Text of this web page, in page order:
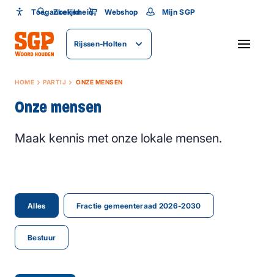
Toegankelijkheid
Toegankelijkheid
Lettergrootte
Zoeken Webshop Mijn SGP
Rijssen-Holten
HOME PARTIJ ONZE MENSEN
Onze mensen
Maak kennis met onze lokale mensen.
Alles Fractie gemeenteraad 2026-2030
Bestuur